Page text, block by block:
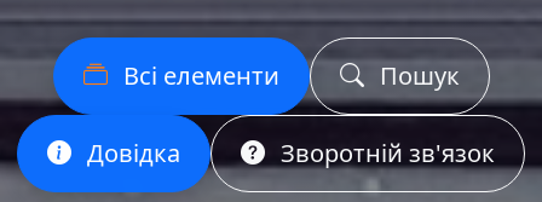
Всі елементи Пошук
Довідка Зворотній зв'язок